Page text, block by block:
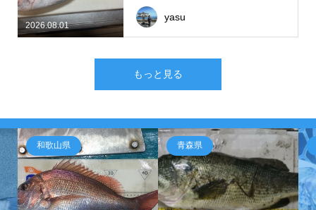
2026.08.01
yasu
もっと見る
和歌山県 青森県